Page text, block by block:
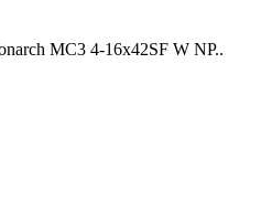
MC3 4-16x42SF W NP..